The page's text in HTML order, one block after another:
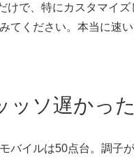
けで、特にカスタマイ
てください。本当に速
ッソ遅かった
バイルは50点台。調子